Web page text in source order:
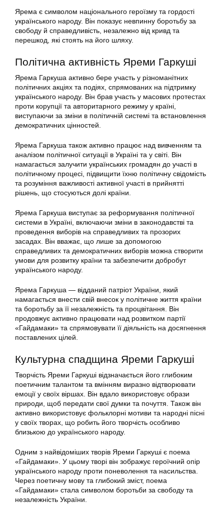
Ярема є символом національного героїзму та гордості
українського народу. Він показує невпинну боротьбу за
свободу й справедливість, незалежно від кривд та
перешкод, які стоять на його шляху.
Політична активність Яреми Гаркуші
Ярема Гаркуша активно бере участь у різноманітних
політичних акціях та подіях, спрямованих на підтримку
українського народу. Він брав участь у масових протестах
проти корупції та авторитарного режиму у країні,
виступаючи за зміни в політичній системі та встановлення
демократичних цінностей.
Ярема Гаркуша також активно працює над вивченням та
аналізом політичної ситуації в Україні та у світі. Він
намагається залучити українських громадян до участі в
політичному процесі, підвищити їхню політичну свідомість
та розуміння важливості активної участі в прийнятті
рішень, що стосуються долі країни.
Ярема Гаркуша виступає за реформування політичної
системи в Україні, включаючи зміни в законодавстві та
проведення виборів на справедливих та прозорих
засадах. Він вважає, що лише за допомогою
справедливих та демократичних виборів можна створити
умови для розвитку країни та забезпечити добробут
українського народу.
Ярема Гаркуша — відданий патріот України, який
намагається внести свій внесок у політичне життя країни
та боротьбу за її незалежність та процвітання. Він
продовжує активно працювати над розвитком партії
«Гайдамаки» та спрямовувати її діяльність на досягнення
поставлених цілей.
Культурна спадщина Яреми Гаркуші
Творчість Яреми Гаркуші відзначається його глибоким
поетичним талантом та вмінням виразно відтворювати
емоції у своїх віршах. Він вдало використовує образи
природи, щоб передати свої думки та почуття. Також він
активно використовує фольклорні мотиви та народні пісні
у своїх творах, що робить його творчість особливо
близькою до українського народу.
Одним з найвідоміших творів Яреми Гаркуші є поема
«Гайдамаки». У цьому творі він зображує героїчний опір
українського народу проти поневолення та насильства.
Через поетичну мову та глибокий зміст, поема
«Гайдамаки» стала символом боротьби за свободу та
незалежність України.